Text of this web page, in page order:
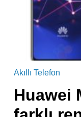
Akıllı Telefon
Huawei